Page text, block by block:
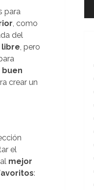
para
, como
del
libre, pero
buen
crear un
el
mejor
: